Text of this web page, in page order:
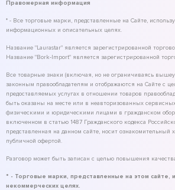
Правомерная информация
* - Все торговые марки, представленные на Сайте,
информационных и описательных целях.
Название "Laurastar" является зарегистрированной
Название "Bork-Import" является зарегистрированной
Все товарные знаки (включая, но не ограничиваясь
законным правообладателям и отображаются на Сайте с
предоставляемых услугах в отношении товаров
быть оказаны на месте или в неавторизованных
физическими и юридическими лицами в гражданском
включенном в статью 1487 Гражданского кодекса
представленная на данном сайте, носит ознакомительный
публичной офертой.
Разговор может быть записан с целью повышения
* - Торговые марки, представленные на этом сайте,
некоммерческих целях.